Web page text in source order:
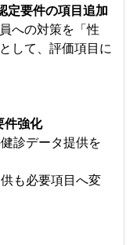
定要件の項目追加
への対策を「性
して、評価項⽬に
件強化
診データ提供を
も必要項目へ変